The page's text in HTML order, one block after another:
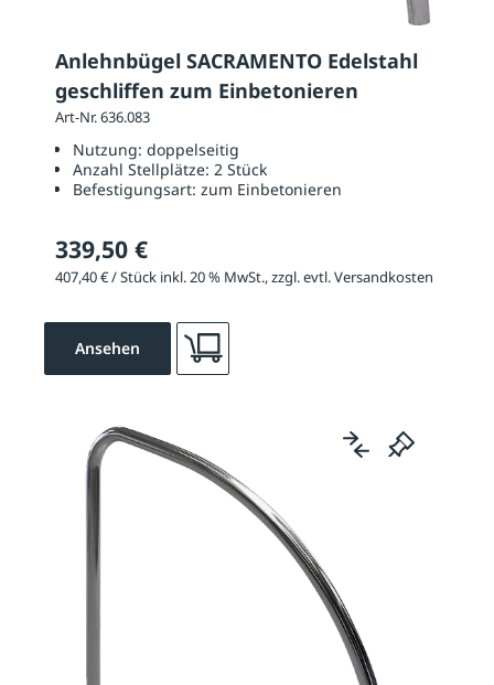
Anlehnbügel SACRAMENTO Edelstahl
geschliffen zum Einbetonieren
Art-Nr. 636.083
Nutzung: doppelseitig
Anzahl Stellplätze: 2 Stück
Befestigungsart: zum Einbetonieren
339,50 €
407,40 € / Stück inkl. 20 % MwSt., zzgl. evtl. Versandkosten
Ansehen